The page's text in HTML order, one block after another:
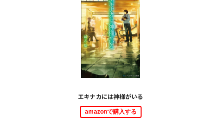
エキナカには神様がいる
amazonで購入する